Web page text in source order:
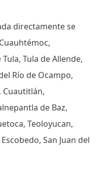
directamente se
Tula de Allende,
Río de Ocampo,
Cuautitlán,
de Baz,
Teoloyucan,
San Juan del